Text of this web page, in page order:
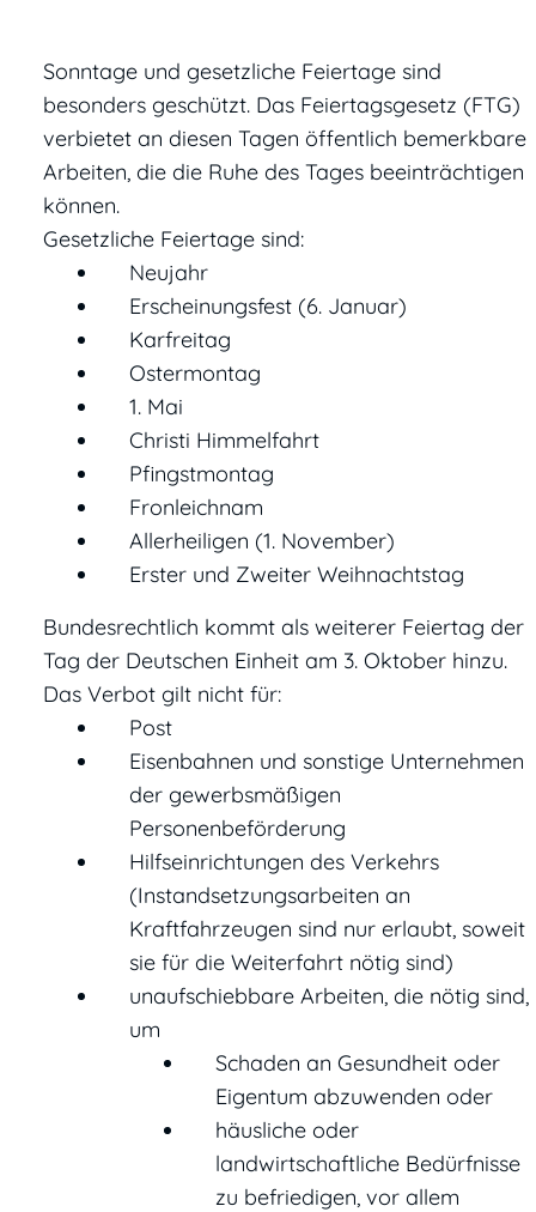
Sonntage und gesetzliche Feiertage sind
besonders geschützt. Das Feiertagsgesetz (FTG)
verbietet an diesen Tagen öffentlich bemerkbare
Arbeiten, die die Ruhe des Tages beeinträchtigen
können.
Gesetzliche Feiertage sind:
Neujahr
Erscheinungsfest (6. Januar)
Karfreitag
Ostermontag
1. Mai
Christi Himmelfahrt
Pfingstmontag
Fronleichnam
Allerheiligen (1. November)
Erster und Zweiter Weihnachtstag
Bundesrechtlich kommt als weiterer Feiertag der
Tag der Deutschen Einheit am 3. Oktober hinzu.
Das Verbot gilt nicht für:
Post
Eisenbahnen und sonstige Unternehmen
der gewerbsmäßigen
Personenbeförderung
Hilfseinrichtungen des Verkehrs
(Instandsetzungsarbeiten an
Kraftfahrzeugen sind nur erlaubt, soweit
sie für die Weiterfahrt nötig sind)
unaufschiebbare Arbeiten, die nötig sind,
um
Schaden an Gesundheit oder
Eigentum abzuwenden oder
häusliche oder
landwirtschaftliche Bedürfnisse
zu befriedigen, vor allem